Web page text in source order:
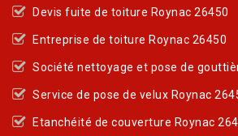
Devis fuite de toiture Roynac 26450
Entreprise de toiture Roynac 26450
Société nettoyage et pose de
Service de pose de velux Roynac
Etanchéité de couverture Roynac